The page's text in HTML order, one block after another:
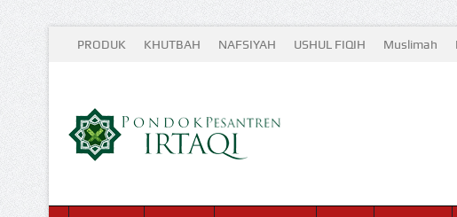
PRODUK KHUTBAH NAFSIYAH USHUL FIQIH Muslimah